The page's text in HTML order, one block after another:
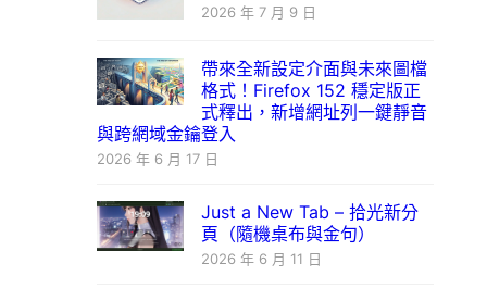
2026 年 7 月 9 日
帶來全新設定介面與未來圖檔
格式！Firefox 152 穩定版正
式釋出，新增網址列一鍵靜音
與跨網域金鑰登入
2026 年 6 月 17 日
Just a New Tab – 拾光新分
頁（隨機桌布與金句）
2026 年 6 月 11 日